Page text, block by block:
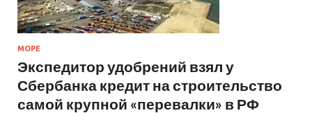
МОРЕ
Экспедитор удобрений взял у
Сбербанка кредит на строительство
самой крупной «перевалки» в РФ